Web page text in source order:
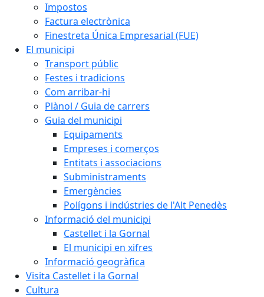
Impostos
Factura electrònica
Finestreta Única Empresarial (FUE)
El municipi
Transport públic
Festes i tradicions
Com arribar-hi
Plànol / Guia de carrers
Guia del municipi
Equipaments
Empreses i comerços
Entitats i associacions
Subministraments
Emergències
Polígons i indústries de l'Alt Penedès
Informació del municipi
Castellet i la Gornal
El municipi en xifres
Informació geogràfica
Visita Castellet i la Gornal
Cultura